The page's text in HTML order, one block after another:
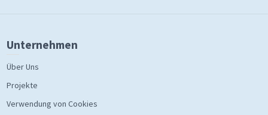
Unternehmen
Über Uns
Projekte
Verwendung von Cookies